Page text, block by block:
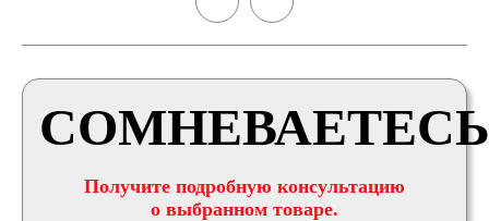
Получите подробную консультацию
о выбранном товаре.